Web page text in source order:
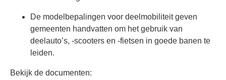
De modelbepalingen voor deelmobiliteit geven
gemeenten handvatten om het gebruik van
deelauto’s, -scooters en -fietsen in goede banen te
leiden.
Bekijk de documenten: